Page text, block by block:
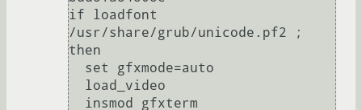
if loadfont
/usr/share/grub/unicode.pf2 ;
then